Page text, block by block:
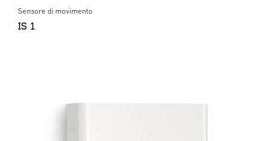
Sensore di movimento
IS 1